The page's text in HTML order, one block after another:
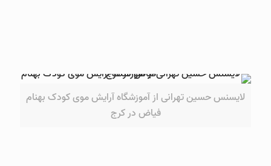
لایسنس حسین تهرانی از آموزشگاه آرایش موی کودک بهنام
فیاض در کرج